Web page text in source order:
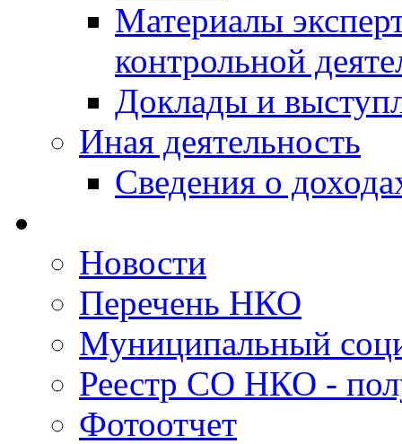
Материалы
контрольной
Доклады и
Иная деятельность
Сведения о
Новости
Перечень НКО
Муниципальный
Реестр СО НКО -
Фотоотчет